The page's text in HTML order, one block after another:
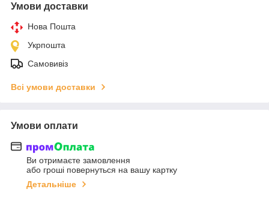
Умови доставки
Нова Пошта
Укрпошта
Самовивіз
Всі умови доставки
Умови оплати
Ви отримаєте замовлення
або гроші повернуться на вашу картку
Детальніше